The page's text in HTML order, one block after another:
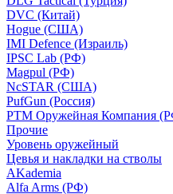
DVC (Китай)
Hogue (США)
IMI Defence (Израиль)
IPSC Lab (РФ)
Magpul (РФ)
NcSTAR (США)
PufGun (Россия)
РТМ Оружейная Компания
Прочие
Уровень оружейный
Цевья и накладки на стволы
AKademia
Alfa Arms (РФ)